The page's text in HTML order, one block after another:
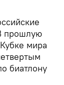
прошлую
мира
биатлону